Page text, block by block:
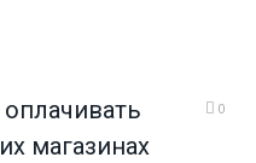
магазинах
0